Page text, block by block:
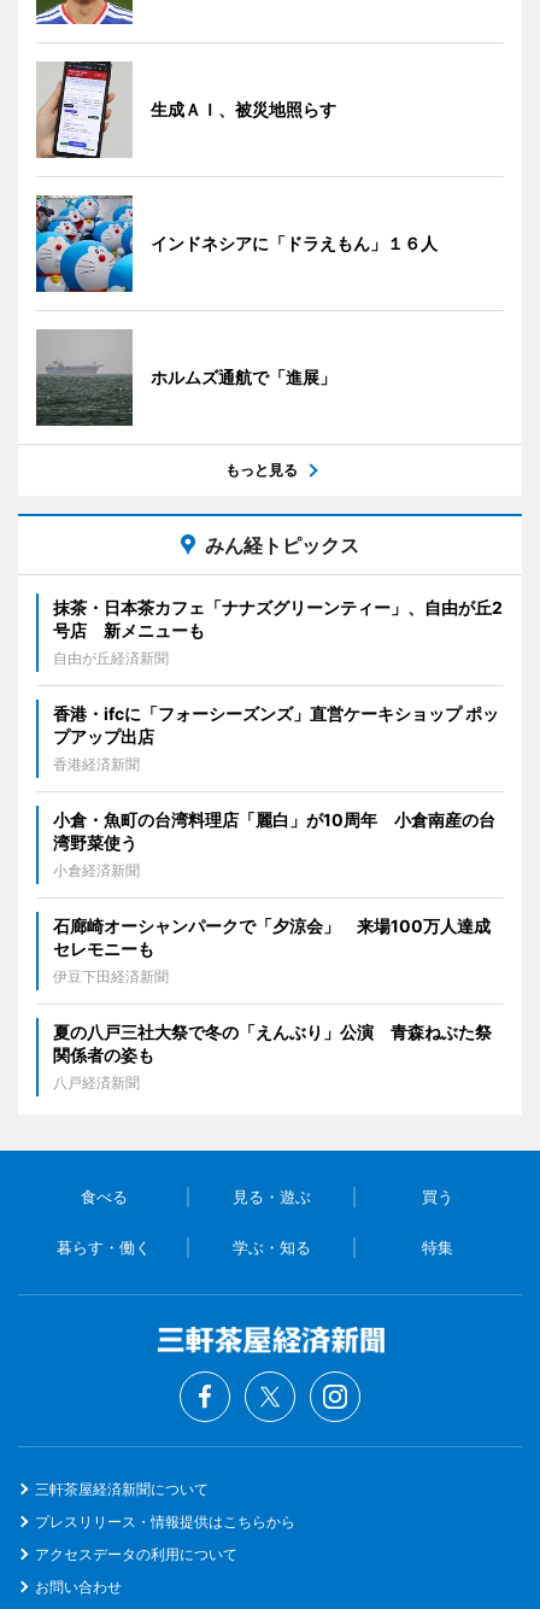
生成ＡＩ、被災地照らす
インドネシアに「ドラえもん」１６人
ホルムズ通航で「進展」
もっと見る
みん経トピックス
抹茶・日本茶カフェ「ナナズグリーンティー」、自由が丘2
号店 新メニューも
自由が丘経済新聞
香港・ifcに「フォーシーズンズ」直営ケーキショップ ポッ
プアップ出店
香港経済新聞
小倉・魚町の台湾料理店「麗白」が10周年 小倉南産の台
湾野菜使う
小倉経済新聞
石廊崎オーシャンパークで「夕涼会」 来場100万人達成
セレモニーも
伊豆下田経済新聞
夏の八戸三社大祭で冬の「えんぶり」公演 青森ねぶた祭
関係者の姿も
八戸経済新聞
食べる 見る・遊ぶ 買う
暮らす・働く 学ぶ・知る 特集
三軒茶屋経済新聞について
プレスリリース・情報提供はこちらから
アクセスデータの利用について
お問い合わせ